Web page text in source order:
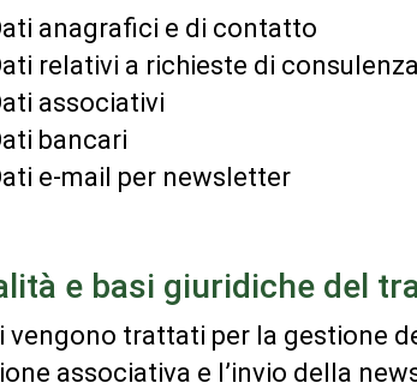
anagrafici e di contatto
relativi a richieste di consulenza
associativi
bancari
e-mail per newsletter
e basi giuridiche del
vengono trattati per la gestione
associativa e l’invio della